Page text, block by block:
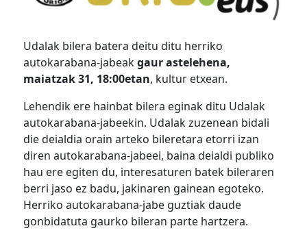
Udalak bilera batera deitu ditu herriko
autokarabana-jabeakgaur astelehena,
maiatzak 31, 18:00etan, kultur etxean.
Lehendik ere hainbat bilera eginak ditu Udalak
autokarabana-jabeekin. Udalak zuzenean bidali
die deialdia orain arteko bileretara etorri izan
diren autokarabana-jabeei, baina deialdi publiko
hau ere egiten du, interesaturen batek bileraren
berri jaso ez badu, jakinaren gainean egoteko.
Herriko autokarabana-jabe guztiak daude
gonbidatuta gaurko bileran parte hartzera.